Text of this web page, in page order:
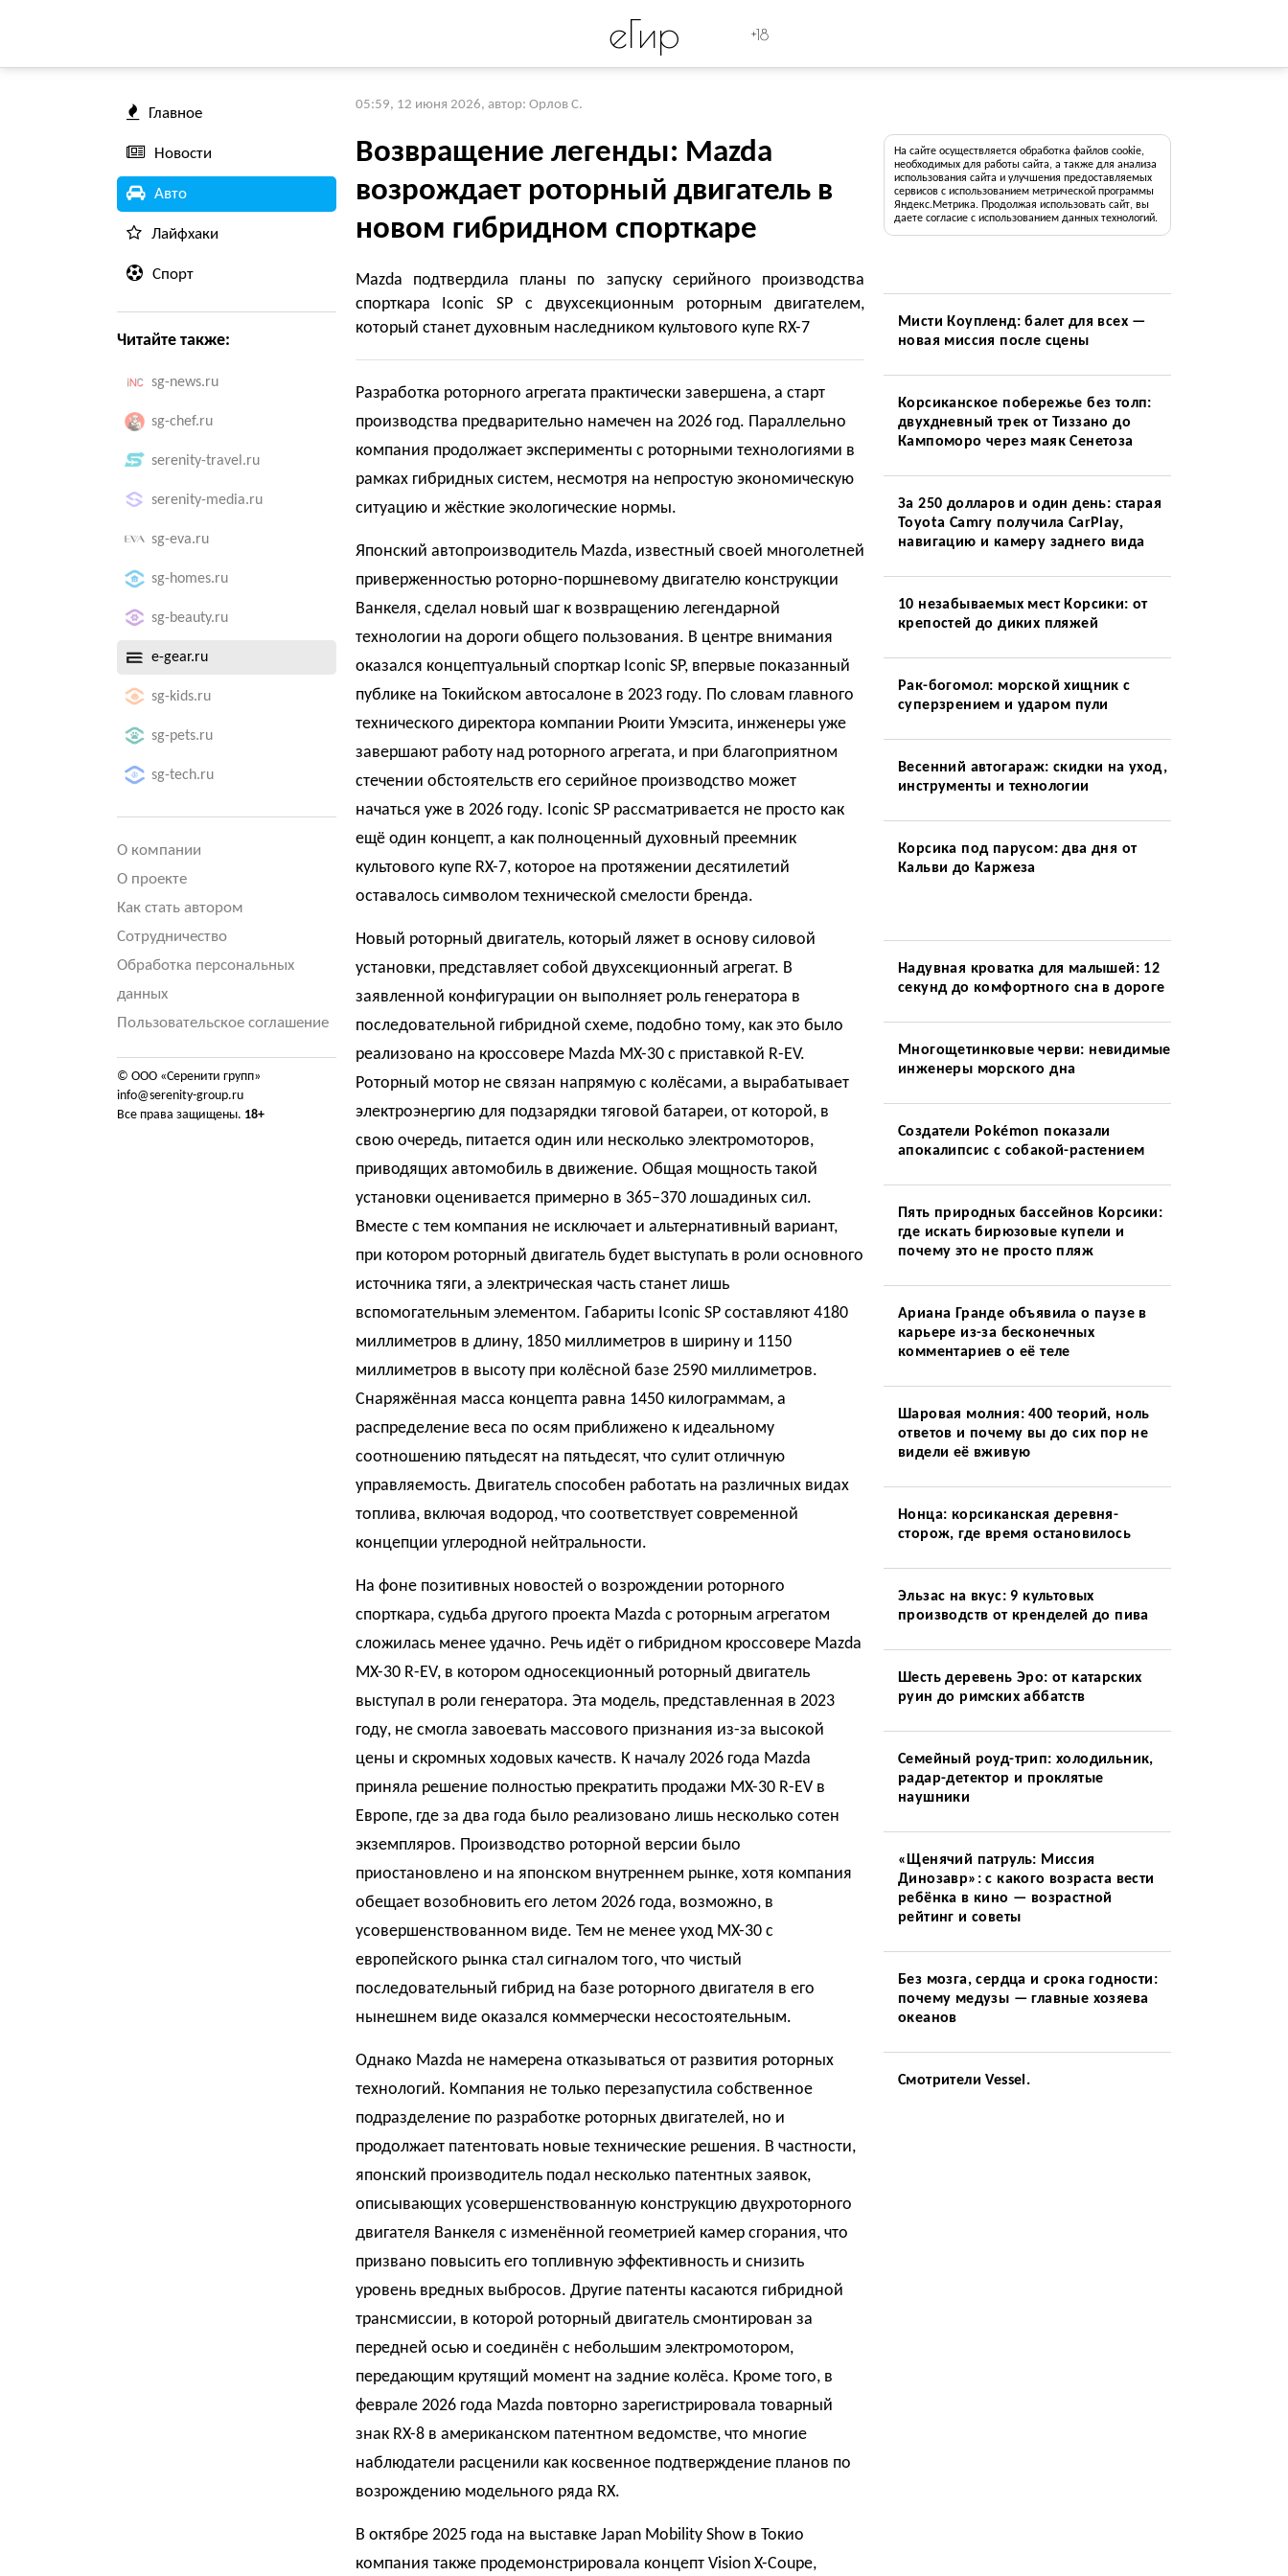
eГир +18
Главное
Новости
Авто
Лайфхаки
Спорт
Читайте также:
sg-news.ru
sg-chef.ru
serenity-travel.ru
serenity-media.ru
sg-eva.ru
sg-homes.ru
sg-beauty.ru
e-gear.ru
sg-kids.ru
sg-pets.ru
sg-tech.ru
О компании
О проекте
Как стать автором
Сотрудничество
Обработка персональных
данных
Пользовательское соглашение
© ООО «Серенити групп»
info@serenity-group.ru
Все права защищены. 18+
05:59, 12 июня 2026, автор: Орлов С.
Возвращение легенды: Mazda
возрождает роторный двигатель в
новом гибридном спорткаре
Mazda подтвердила планы по запуску серийного производства
спорткара Iconic SP с двухсекционным роторным двигателем,
который станет духовным наследником культового купе RX-7
Разработка роторного агрегата практически завершена, а старт
производства предварительно намечен на 2026 год. Параллельно
компания продолжает эксперименты с роторными технологиями в
рамках гибридных систем, несмотря на непростую экономическую
ситуацию и жёсткие экологические нормы.
Японский автопроизводитель Mazda, известный своей многолетней
приверженностью роторно-поршневому двигателю конструкции
Ванкеля, сделал новый шаг к возвращению легендарной
технологии на дороги общего пользования. В центре внимания
оказался концептуальный спорткар Iconic SP, впервые показанный
публике на Токийском автосалоне в 2023 году. По словам главного
технического директора компании Рюити Умэсита, инженеры уже
завершают работу над роторного агрегата, и при благоприятном
стечении обстоятельств его серийное производство может
начаться уже в 2026 году. Iconic SP рассматривается не просто как
ещё один концепт, а как полноценный духовный преемник
культового купе RX-7, которое на протяжении десятилетий
оставалось символом технической смелости бренда.
Новый роторный двигатель, который ляжет в основу силовой
установки, представляет собой двухсекционный агрегат. В
заявленной конфигурации он выполняет роль генератора в
последовательной гибридной схеме, подобно тому, как это было
реализовано на кроссовере Mazda MX-30 с приставкой R-EV.
Роторный мотор не связан напрямую с колёсами, а вырабатывает
электроэнергию для подзарядки тяговой батареи, от которой, в
свою очередь, питается один или несколько электромоторов,
приводящих автомобиль в движение. Общая мощность такой
установки оценивается примерно в 365–370 лошадиных сил.
Вместе с тем компания не исключает и альтернативный вариант,
при котором роторный двигатель будет выступать в роли основного
источника тяги, а электрическая часть станет лишь
вспомогательным элементом. Габариты Iconic SP составляют 4180
миллиметров в длину, 1850 миллиметров в ширину и 1150
миллиметров в высоту при колёсной базе 2590 миллиметров.
Снаряжённая масса концепта равна 1450 килограммам, а
распределение веса по осям приближено к идеальному
соотношению пятьдесят на пятьдесят, что сулит отличную
управляемость. Двигатель способен работать на различных видах
топлива, включая водород, что соответствует современной
концепции углеродной нейтральности.
На фоне позитивных новостей о возрождении роторного
спорткара, судьба другого проекта Mazda с роторным агрегатом
сложилась менее удачно. Речь идёт о гибридном кроссовере Mazda
MX-30 R-EV, в котором односекционный роторный двигатель
выступал в роли генератора. Эта модель, представленная в 2023
году, не смогла завоевать массового признания из-за высокой
цены и скромных ходовых качеств. К началу 2026 года Mazda
приняла решение полностью прекратить продажи MX-30 R-EV в
Европе, где за два года было реализовано лишь несколько сотен
экземпляров. Производство роторной версии было
приостановлено и на японском внутреннем рынке, хотя компания
обещает возобновить его летом 2026 года, возможно, в
усовершенствованном виде. Тем не менее уход MX-30 с
европейского рынка стал сигналом того, что чистый
последовательный гибрид на базе роторного двигателя в его
нынешнем виде оказался коммерчески несостоятельным.
Однако Mazda не намерена отказываться от развития роторных
технологий. Компания не только перезапустила собственное
подразделение по разработке роторных двигателей, но и
продолжает патентовать новые технические решения. В частности,
японский производитель подал несколько патентных заявок,
описывающих усовершенствованную конструкцию двухроторного
двигателя Ванкеля с изменённой геометрией камер сгорания, что
призвано повысить его топливную эффективность и снизить
уровень вредных выбросов. Другие патенты касаются гибридной
трансмиссии, в которой роторный двигатель смонтирован за
передней осью и соединён с небольшим электромотором,
передающим крутящий момент на задние колёса. Кроме того, в
феврале 2026 года Mazda повторно зарегистрировала товарный
знак RX-8 в американском патентном ведомстве, что многие
наблюдатели расценили как косвенное подтверждение планов по
возрождению модельного ряда RX.
В октябре 2025 года на выставке Japan Mobility Show в Токио
компания также продемонстрировала концепт Vision X-Coupe,
На сайте осуществляется обработка файлов cookie,
необходимых для работы сайта, а также для анализа
использования сайта и улучшения предоставляемых
сервисов с использованием метрической программы
Яндекс.Метрика. Продолжая использовать сайт, вы
даете согласие с использованием данных технологий.
Мисти Коупленд: балет для всех —
новая миссия после сцены
Корсиканское побережье без толп:
двухдневный трек от Тиззано до
Кампоморо через маяк Сенетоза
За 250 долларов и один день: старая
Toyota Camry получила CarPlay,
навигацию и камеру заднего вида
10 незабываемых мест Корсики: от
крепостей до диких пляжей
Рак-богомол: морской хищник с
суперзрением и ударом пули
Весенний автогараж: скидки на уход,
инструменты и технологии
Корсика под парусом: два дня от
Кальви до Каржеза
Надувная кроватка для малышей: 12
секунд до комфортного сна в дороге
Многощетинковые черви: невидимые
инженеры морского дна
Создатели Pokémon показали
апокалипсис с собакой-растением
Пять природных бассейнов Корсики:
где искать бирюзовые купели и
почему это не просто пляж
Ариана Гранде объявила о паузе в
карьере из-за бесконечных
комментариев о её теле
Шаровая молния: 400 теорий, ноль
ответов и почему вы до сих пор не
видели её вживую
Нонца: корсиканская деревня-
сторож, где время остановилось
Эльзас на вкус: 9 культовых
производств от кренделей до пива
Шесть деревень Эро: от катарских
руин до римских аббатств
Семейный роуд-трип: холодильник,
радар-детектор и проклятые
наушники
«Щенячий патруль: Миссия
Динозавр»: с какого возраста вести
ребёнка в кино — возрастной
рейтинг и советы
Без мозга, сердца и срока годности:
почему медузы — главные хозяева
океанов
Смотрители Vessel.